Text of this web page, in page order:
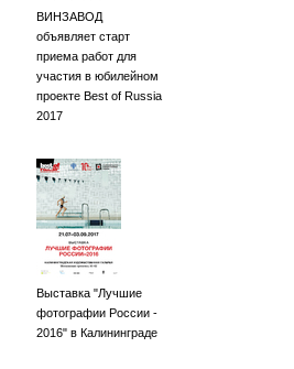
ВИНЗАВОД
объявляет старт
приема работ для
участия в юбилейном
проекте Best of Russia
2017
Выставка "Лучшие
фотографии России -
2016" в Калининграде